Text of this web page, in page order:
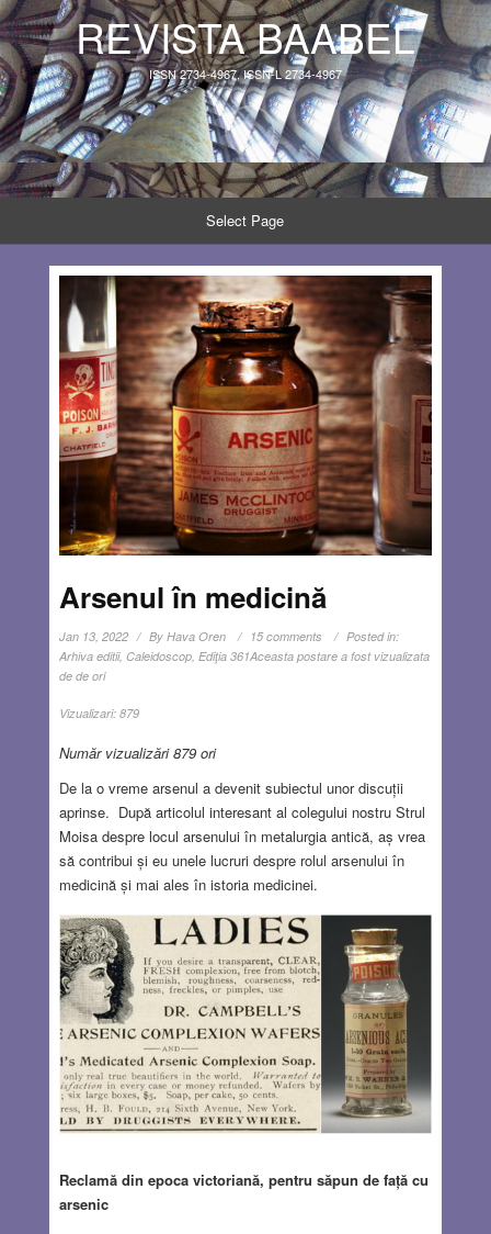
REVISTA BAABEL
ISSN 2734-4967, ISSN-L 2734-4967
Select Page
Arsenul în medicină
Jan 13, 2022 By Hava Oren 15 comments
Posted in:
Arhiva editii, Caleidoscop, Ediţia 361Aceasta postare a fost vizualizata
de de ori
Vizualizari: 879
Număr vizualizări 879 ori
De la o vreme arsenul a devenit subiectul unor discuții
aprinse. După articolul interesant al colegului nostru Strul
Moisa despre locul arsenului în metalurgia antică, aș vrea
să contribui și eu unele lucruri despre rolul arsenului în
medicină și mai ales în istoria medicinei.
Reclamă din epoca victoriană, pentru săpun de față cu
arsenic